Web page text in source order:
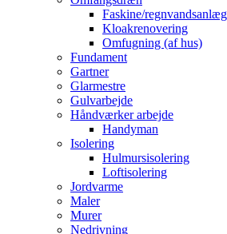
Faskine/regnvandsanlæg
Kloakrenovering
Omfugning (af hus)
Fundament
Gartner
Glarmestre
Gulvarbejde
Håndværker arbejde
Handyman
Isolering
Hulmursisolering
Loftisolering
Jordvarme
Maler
Murer
Nedrivning